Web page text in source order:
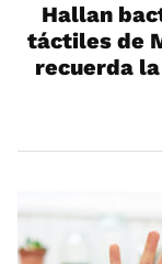
Hallan
táctiles de
recuerda